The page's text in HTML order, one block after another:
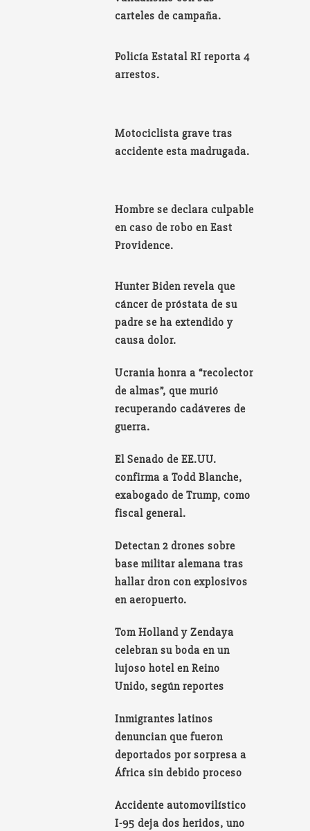
carteles de campaña.
Policía Estatal RI reporta 4
arrestos.
Motociclista grave tras
accidente esta madrugada.
Hombre se declara culpable
en caso de robo en East
Providence.
Hunter Biden revela que
cáncer de próstata de su
padre se ha extendido y
causa dolor.
Ucrania honra a “recolector
de almas”, que murió
recuperando cadáveres de
guerra.
El Senado de EE.UU.
confirma a Todd Blanche,
exabogado de Trump, como
fiscal general.
Detectan 2 drones sobre
base militar alemana tras
hallar dron con explosivos
en aeropuerto.
Tom Holland y Zendaya
celebran su boda en un
lujoso hotel en Reino
Unido, según reportes
Inmigrantes latinos
denuncian que fueron
deportados por sorpresa a
África sin debido proceso
Accidente automovilístico
I-95 deja dos heridos, uno